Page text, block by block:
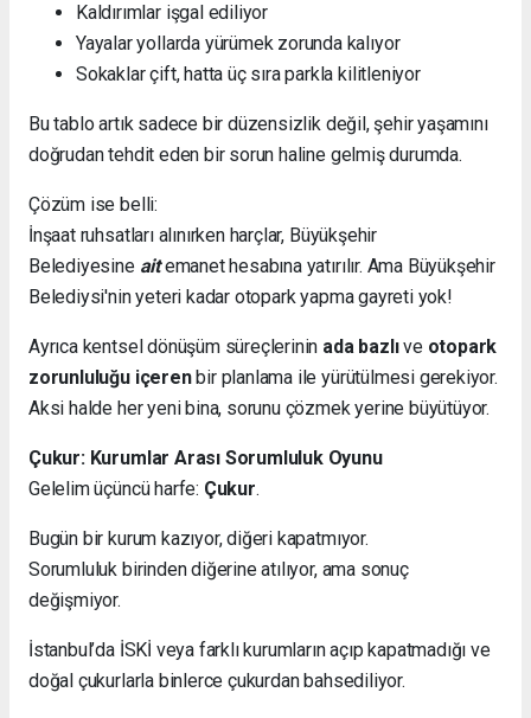
Kaldırımlar işgal ediliyor
Yayalar yollarda yürümek zorunda kalıyor
Sokaklar çift, hatta üç sıra parkla kilitleniyor
Bu tablo artık sadece bir düzensizlik değil, şehir yaşamını
doğrudan tehdit eden bir sorun haline gelmiş durumda.
Çözüm ise belli:
İnşaat ruhsatları alınırken harçlar, Büyükşehir
Belediyesine aitemanet hesabına yatırılır. Ama Büyükşehir
Belediysi'nin yeteri kadar otopark yapma gayreti yok!
Ayrıca kentsel dönüşüm süreçlerinin ada bazlıve otopark
zorunluluğu içerenbir planlama ile yürütülmesi gerekiyor.
Aksi halde her yeni bina, sorunu çözmek yerine büyütüyor.
Çukur: Kurumlar Arası Sorumluluk Oyunu
Gelelim üçüncü harfe: Çukur.
Bugün bir kurum kazıyor, diğeri kapatmıyor.
Sorumluluk birinden diğerine atılıyor, ama sonuç
değişmiyor.
İstanbul’da İSKİ veya farklı kurumların açıp kapatmadığı ve
doğal çukurlarla binlerce çukurdan bahsediliyor.